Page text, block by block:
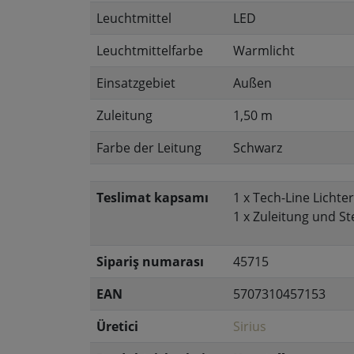
Leuchtmittel
LED
Leuchtmittelfarbe
Warmlicht
Einsatzgebiet
Außen
Zuleitung
1,50 m
Farbe der Leitung
Schwarz
Teslimat kapsamı
1 x Tech-Line
1 x Zuleitung und
Sipariş numarası
45715
EAN
5707310457153
Üretici
Sirius